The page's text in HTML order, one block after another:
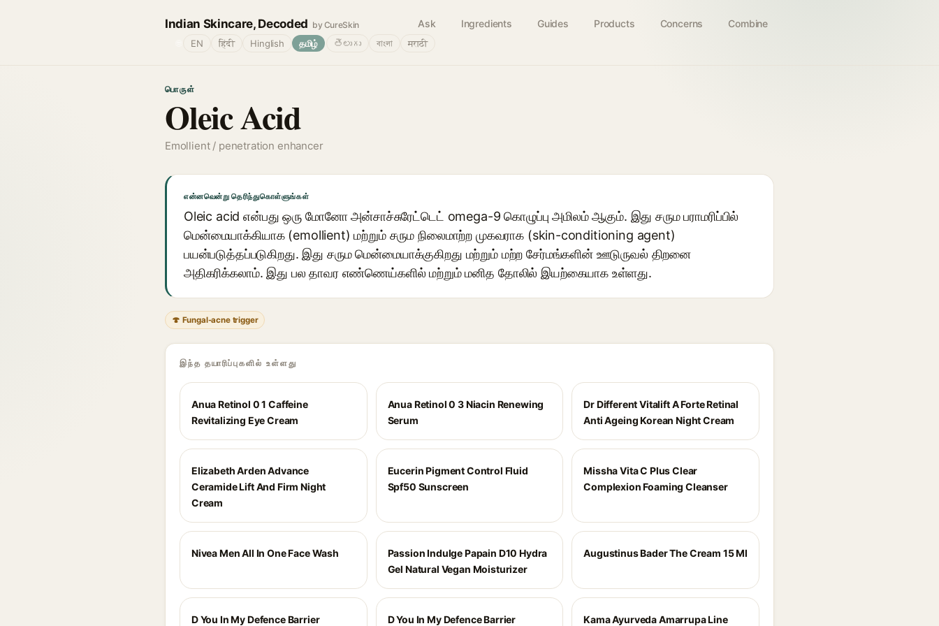
Indian Skincare, Decoded by CureSkin Ask Ingredients Guides Products Concerns Combine
EN हिंदी Hinglish தமிழ் తెలుగు বাংলা मराठी
பொருள்
Oleic Acid
Emollient / penetration enhancer
என்னவென்று தெரிந்துகொள்ளுங்கள்
Oleic acid என்பது ஒரு மோனோ அன்சாச்சுரேட்டெட் omega-9 கொழுப்பு அமிலம் ஆகும். இது சரும பராமரிப்பில்
மென்மையாக்கியாக (emollient) மற்றும் சரும நிலைமாற்ற முகவராக (skin-conditioning agent)
பயன்படுத்தப்படுகிறது. இது சரும மென்மையாக்குகிறது மற்றும் மற்ற சேர்மங்களின் ஊடுருவல் திறனை
அதிகரிக்கலாம். இது பல தாவர எண்ணெய்களில் மற்றும் மனித தோலில் இயற்கையாக உள்ளது.
🍄 Fungal-acne trigger
இந்த தயாரிப்புகளில் உள்ளது
Anua Retinol 0 1 Caffeine
Revitalizing Eye Cream
Anua Retinol 0 3 Niacin Renewing
Serum
Dr Different Vitalift A Forte Retinal
Anti Ageing Korean Night Cream
Elizabeth Arden Advance
Ceramide Lift And Firm Night
Cream
Eucerin Pigment Control Fluid
Spf50 Sunscreen
Missha Vita C Plus Clear
Complexion Foaming Cleanser
Nivea Men All In One Face Wash
Passion Indulge Papain D10 Hydra
Gel Natural Vegan Moisturizer
Augustinus Bader The Cream 15 Ml
D You In My Defence Barrier D You In My Defence Barrier Kama Ayurveda Amarrupa Line